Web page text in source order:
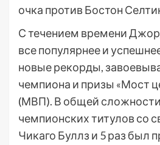
очка против Бостон
С течением времени
все популярнее и
новые рекорды,
чемпиона и призы «Мост
(МВП). В общей
чемпионских титулов со
Чикаго Буллз и 5 раз был